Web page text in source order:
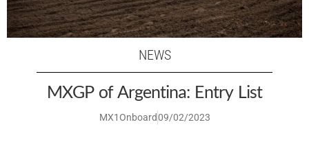
NEWS
MXGP of Argentina: Entry List
MX1Onboard09/02/2023